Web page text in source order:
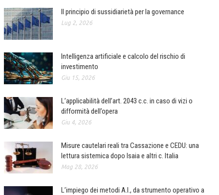
Il principio di sussidiarietà per la governance
Lug 2, 2026
Intelligenza artificiale e calcolo del rischio di
investimento
Giu 15, 2026
L’applicabilità dell’art. 2043 c.c. in caso di vizi o
difformità dell’opera
Giu 4, 2026
Misure cautelari reali tra Cassazione e CEDU: una
lettura sistemica dopo Isaia e altri c. Italia
Mag 28, 2026
L’impiego dei metodi A.I., da strumento operativo a